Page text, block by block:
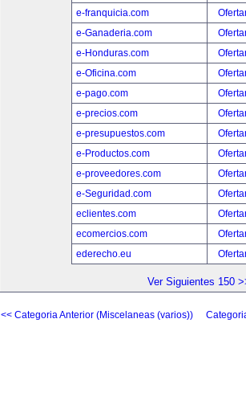
e-franquicia.com
e-Ganaderia.com
e-Honduras.com
e-Oficina.com
e-pago.com
e-precios.com
e-presupuestos.com
e-Productos.com
e-proveedores.com
e-Seguridad.com
eclientes.com
ecomercios.com
ederecho.eu
Ver Siguientes 150
<< Categoria Anterior (Miscelaneas (varios))